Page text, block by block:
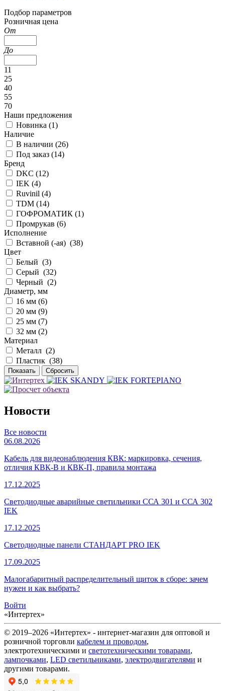
Подбор параметров
Розничная цена
От
До
11
25
40
55
70
Наши предложения
Новинка (1)
Наличие
В наличии (26)
Под заказ (14)
Бренд
DKC (12)
IEK (4)
Ruvinil (4)
TDM (14)
ГОФРОМАТИК (1)
Промрукав (6)
Исполнение
Вставной (-ая) (38)
Цвет
Белый (3)
Серый (32)
Черный (2)
Диаметр, мм
16 мм (6)
20 мм (9)
25 мм (7)
32 мм (2)
Материал
Металл (2)
Пластик (38)
Новости
Все новости
06.08.2026
Кабель для видеонаблюдения КВК: маркировка, сечения,
отличия КВК-В и КВК-П, правила монтажа
17.12.2025
Светодиодные аварийные светильники ССА 301 и ССА 302
IEK
17.12.2025
Светодиодные панели СТАНДАРТ PRO IEK
17.09.2025
Малогабаритный распределительный щиток в сборе: зачем
нужен и как выбрать?
Войти
«Интертех»
© 2019–2026 «Интертех» - интернет-магазин для оптовой и
розничной торговли кабелем и проводом,
электротехническими и светотехническими товарами,
лампочками, LED светильниками, электродвигателями и
другими товарами.